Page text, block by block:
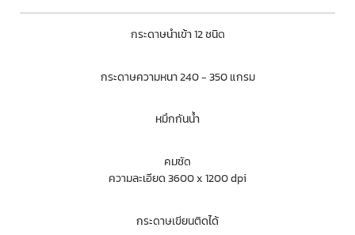
กระดาษนำเข้า 12 ชนิด
กระดาษความหนา 240 - 350 แกรม
หมึกกันน้ำ
คมชัด
ความละเอียด 3600 x 1200 dpi
กระดาษเขียนติดได้